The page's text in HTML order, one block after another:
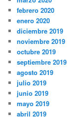
febrero 2020
enero 2020
diciembre 2019
noviembre 2019
octubre 2019
septiembre 2019
agosto 2019
julio 2019
junio 2019
mayo 2019
abril 2019